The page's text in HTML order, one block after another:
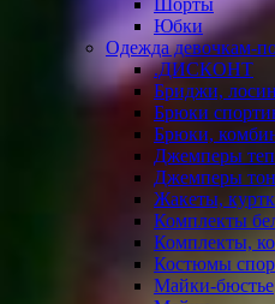
Шорты
Юбки
Одежда девочкам-
.ДИСКОНТ
Бриджи,
Брюки
Брюки,
Джемперы
Джемперы
Жакеты,
Комплекты
Комплекты,
Костюмы
Майки-бюстье